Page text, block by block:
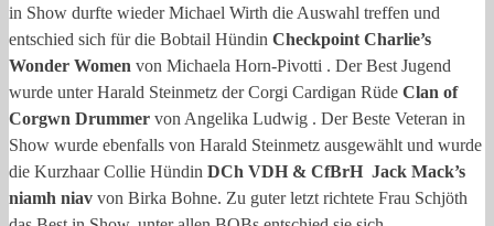
in Show durfte wieder Michael Wirth die Auswahl treffen und
entschied sich für die Bobtail Hündin Checkpoint Charlie’s
Wonder Women von Michaela Horn-Pivotti . Der Best Jugend
wurde unter Harald Steinmetz der Corgi Cardigan Rüde Clan of
Corgwn Drummer von Angelika Ludwig . Der Beste Veteran in
Show wurde ebenfalls von Harald Steinmetz ausgewählt und wurde
die Kurzhaar Collie Hündin DCh VDH & CfBrH Jack Mack’s
niamh niav von Birka Bohne. Zu guter letzt richtete Frau Schjöth